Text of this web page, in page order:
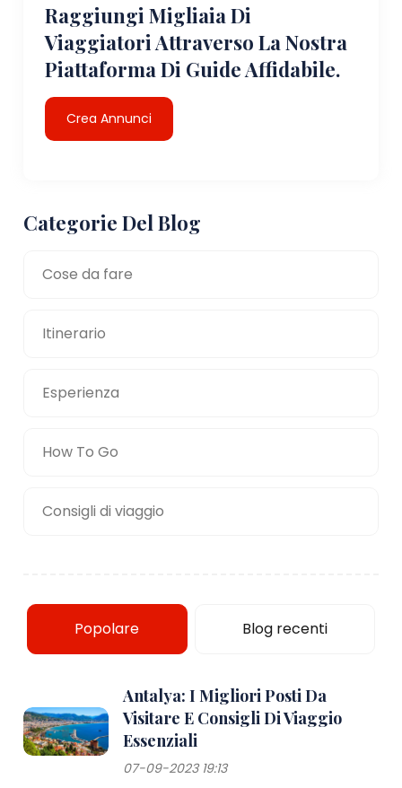
Raggiungi Migliaia Di
Viaggiatori Attraverso La Nostra
Piattaforma Di Guide Affidabile.
Crea Annunci
Categorie Del Blog
Cose da fare
Itinerario
Esperienza
How To Go
Consigli di viaggio
Popolare Blog recenti
Antalya: I Migliori Posti Da
Visitare E Consigli Di Viaggio
Essenziali
07-09-2023 19:13